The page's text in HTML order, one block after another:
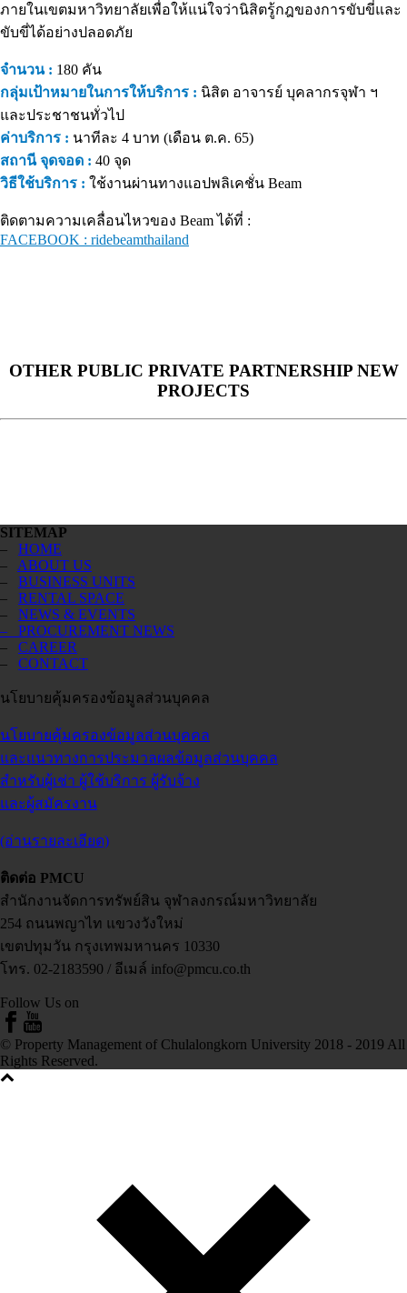
ภายในเขตมหาวิทยาลัยเพื่อให้แน่ใจว่านิสิตรู้กฎของการขับขี่และ
ขับขี่ได้อย่างปลอดภัย
จำนวน : 180 คัน
กลุ่มเป้าหมายในการให้บริการ : นิสิต อาจารย์ บุคลากรจุฬา ฯ
และประชาชนทั่วไป
ค่าบริการ : นาทีละ 4 บาท (เดือน ต.ค. 65)
สถานี จุดจอด : 40 จุด
วิธีใช้บริการ : ใช้งานผ่านทางแอปพลิเคชั่น Beam
ติดตามความเคลื่อนไหวของ Beam ได้ที่ :
FACEBOOK : ridebeamthailand
OTHER PUBLIC PRIVATE PARTNERSHIP NEW
PROJECTS
SITEMAP
– HOME
– ABOUT US
– BUSINESS UNITS
– RENTAL SPACE
– NEWS & EVENTS
– PROCUREMENT NEWS
– CAREER
– CONTACT
นโยบายคุ้มครองข้อมูลส่วนบุคคล
นโยบายคุ้มครองข้อมูลส่วนบุคคล
และแนวทางการประมวลผลข้อมูลส่วนบุคคล
สำหรับผู้เช่า ผู้ใช้บริการ ผู้รับจ้าง
และผู้สมัครงาน
(อ่านรายละเอียด)
ติดต่อ PMCU
สำนักงานจัดการทรัพย์สิน จุฬาลงกรณ์มหาวิทยาลัย
254 ถนนพญาไท แขวงวังใหม่
เขตปทุมวัน กรุงเทพมหานคร 10330
โทร. 02-2183590 / อีเมล์ info@pmcu.co.th
Follow Us on
© Property Management of Chulalongkorn University 2018 - 2019 All
Rights Reserved.